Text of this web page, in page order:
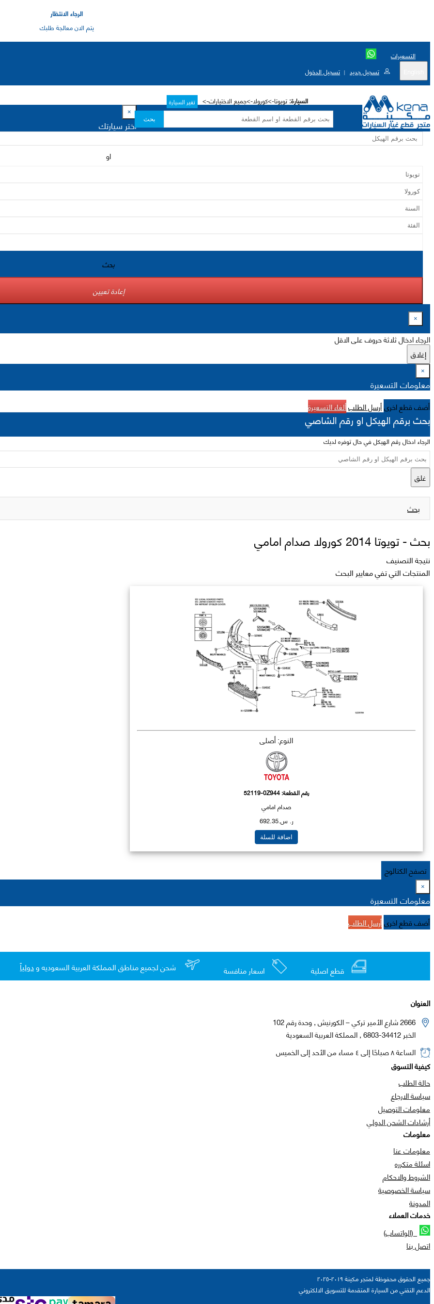
الرجاء الانتظار
يتم الان معالجة طلبك
التسعيرات
تسجيل جديد | تسجيل الدخول
السيارة: تويوتا->كورولا->جميع الاختيارات-> تغير السيارة
بحث
×
اختر سيارتك
او
بحث
إعادة تعيين
×
الرجاء ادخال ثلاثة حروف على الاقل
إغلاق
×
معلومات التسعيرة
أضف قطع اخرىأرسل الطلبألغاء التسعيرة
بحث برقم الهيكل او رقم الشاصي
الرجاء ادخال رقم الهيكل في حال توفره لديك
غلق
بحث
بحث -تويوتا 2014 كورولا صدام امامي
نتيجة التصنيف
المنتجات التي تفي معايير البحث
النوع: أصلي
رقم القطعة:52119-0Z944
صدام امامي
ر. س.692.35
اضافة للسلة
تصفح الكتالوج
×
معلومات التسعيرة
أضف قطع اخرىأرسل الطلب
قطع اصلية اسعار منافسة شحن لجميع مناطق المملكة العربية السعوديه ودولياً
العنوان
2666 شارع الأمير تركي – الكورنيش , وحدة رقم 102
الخبر 34412-6803 , المملكة العربية السعودية
الساعة ٨ صباحًا إلى ٤ مساء من الأحد إلى الخميس
كيفية التسوق
حالة الطلب
سياسة الارجاع
معلومات التوصيل
أرشادات الشحن الدولي
معلومات
معلومات عنا
اسئلة متكرره
الشروط والاحكام
سياسة الخصوصية
المدونة
خدمات العملاء
(الواتساب)
اتصل بنا
جميع الحقوق محفوظة لمتجر مكينة ٢٠١٩-٢٠٢٥
الدعم التقني من السيارة المتقدمة للتسويق الالكتروني